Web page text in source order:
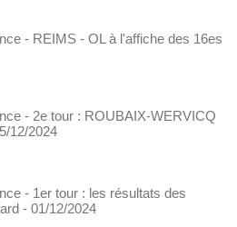
- REIMS - OL à l'affiche des 16es
- 2e tour : ROUBAIX-WERVICQ
12/2024
- 1er tour : les résultats des
- 01/12/2024